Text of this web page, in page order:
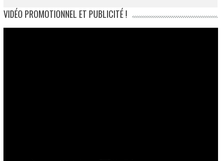
VIDÉO PROMOTIONNEL ET PUBLICITÉ !